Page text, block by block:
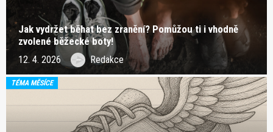
Jak vydržet běhat bez zranění? Pomůžou ti i vhodně
zvolené běžecké boty!
12. 4. 2026 Redakce
TÉMA MĚSÍCE